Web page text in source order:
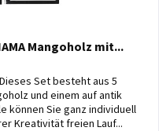
Mangoholz mit...
Set besteht aus 5
und einem auf antik
können Sie ganz individuell
Kreativität freien Lauf...